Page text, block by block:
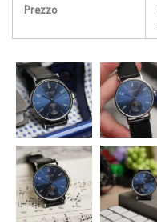
Prezzo